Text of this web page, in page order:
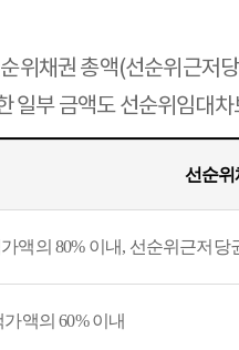
위채권 총액(선순위근저
일부 금액도 선순위임대
선순위
액의 80% 이내, 선순위근저
액의 60% 이내